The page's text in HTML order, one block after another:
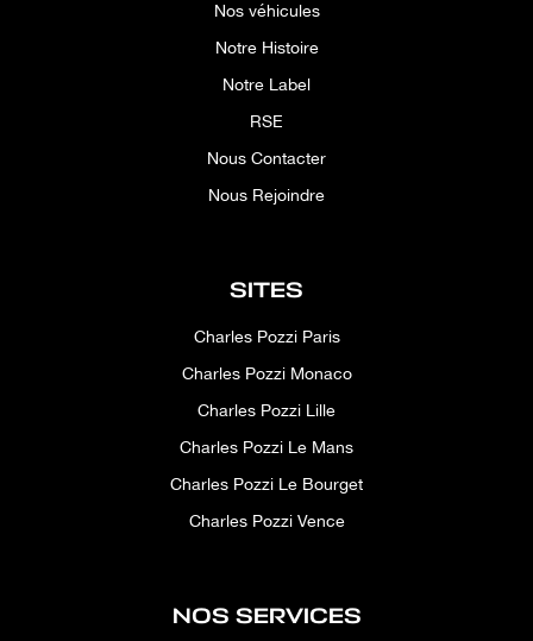
Nos véhicules
Notre Histoire
Notre Label
RSE
Nous Contacter
Nous Rejoindre
SITES
Charles Pozzi Paris
Charles Pozzi Monaco
Charles Pozzi Lille
Charles Pozzi Le Mans
Charles Pozzi Le Bourget
Charles Pozzi Vence
NOS SERVICES